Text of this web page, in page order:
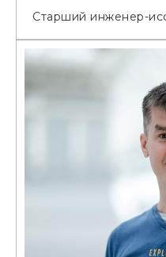
Старший инженер-